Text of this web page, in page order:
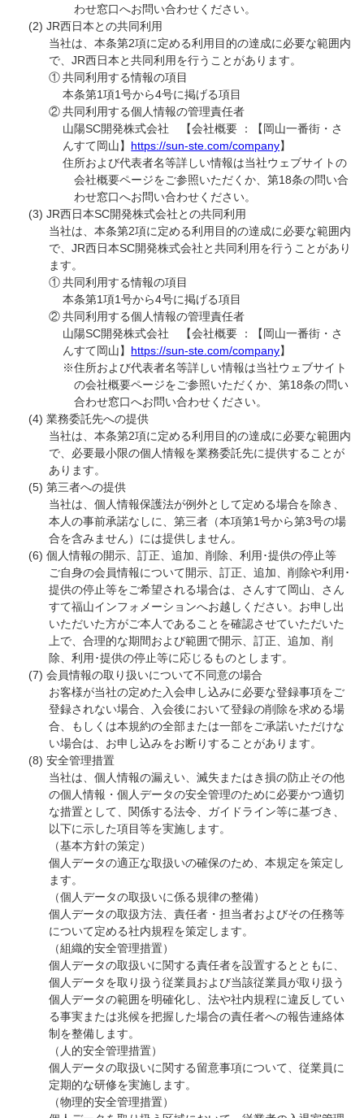
わせ窓口へお問い合わせください。
JR西日本との共同利用
当社は、本条第2項に定める利用目的の達成に必要な範囲内
で、JR西日本と共同利用を行うことがあります。
① 共同利用する情報の項目
本条第1項1号から4号に掲げる項目
② 共同利用する個人情報の管理責任者
山陽SC開発株式会社 【会社概要 ：【岡山一番街・さ
んすて岡山】 https://sun-ste.com/company】
住所および代表者名等詳しい情報は当社ウェブサイトの
会社概要ページをご参照いただくか、第18条の問い合
わせ窓口へお問い合わせください。
JR西日本SC開発株式会社との共同利用
当社は、本条第2項に定める利用目的の達成に必要な範囲内
で、JR西日本SC開発株式会社と共同利用を行うことがあり
ます。
① 共同利用する情報の項目
本条第1項1号から4号に掲げる項目
② 共同利用する個人情報の管理責任者
山陽SC開発株式会社 【会社概要 ：【岡山一番街・さ
んすて岡山】 https://sun-ste.com/company】
※住所および代表者名等詳しい情報は当社ウェブサイト
の会社概要ページをご参照いただくか、第18条の問い
合わせ窓口へお問い合わせください。
業務委託先への提供
当社は、本条第2項に定める利用目的の達成に必要な範囲内
で、必要最小限の個人情報を業務委託先に提供することが
あります。
第三者への提供
当社は、個人情報保護法が例外として定める場合を除き、
本人の事前承諾なしに、第三者（本項第1号から第3号の場
合を含みません）には提供しません。
個人情報の開示、訂正、追加、削除、利用･提供の停止等
ご自身の会員情報について開示、訂正、追加、削除や利用･
提供の停止等をご希望される場合は、さんすて岡山、さん
すて福山インフォメーションへお越しください。お申し出
いただいた方がご本人であることを確認させていただいた
上で、合理的な期間および範囲で開示、訂正、追加、削
除、利用･提供の停止等に応じるものとします。
会員情報の取り扱いについて不同意の場合
お客様が当社の定めた入会申し込みに必要な登録事項をご
登録されない場合、入会後において登録の削除を求める場
合、もしくは本規約の全部または一部をご承諾いただけな
い場合は、お申し込みをお断りすることがあります。
安全管理措置
当社は、個人情報の漏えい、滅失またはき損の防止その他
の個人情報・個人データの安全管理のために必要かつ適切
な措置として、関係する法令、ガイドライン等に基づき、
以下に示した項目等を実施します。
（基本方針の策定）
個人データの適正な取扱いの確保のため、本規定を策定し
ます。
（個人データの取扱いに係る規律の整備）
個人データの取扱方法、責任者・担当者およびその任務等
について定める社内規程を策定します。
（組織的安全管理措置）
個人データの取扱いに関する責任者を設置するとともに、
個人データを取り扱う従業員および当該従業員が取り扱う
個人データの範囲を明確化し、法や社内規程に違反してい
る事実または兆候を把握した場合の責任者への報告連絡体
制を整備します。
（人的安全管理措置）
個人データの取扱いに関する留意事項について、従業員に
定期的な研修を実施します。
（物理的安全管理措置）